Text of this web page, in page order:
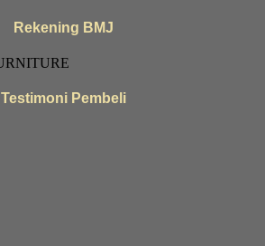
Rekening BMJ
Testimoni Pembeli